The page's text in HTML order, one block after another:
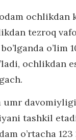
ochlikdan
tezroq
o’lim
ochlikdan
umr
tashkil
o’rtacha 123